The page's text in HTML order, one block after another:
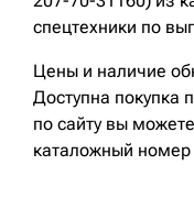
спецтехники по
Цены и наличие
Доступна покупка
по сайту вы
каталожный